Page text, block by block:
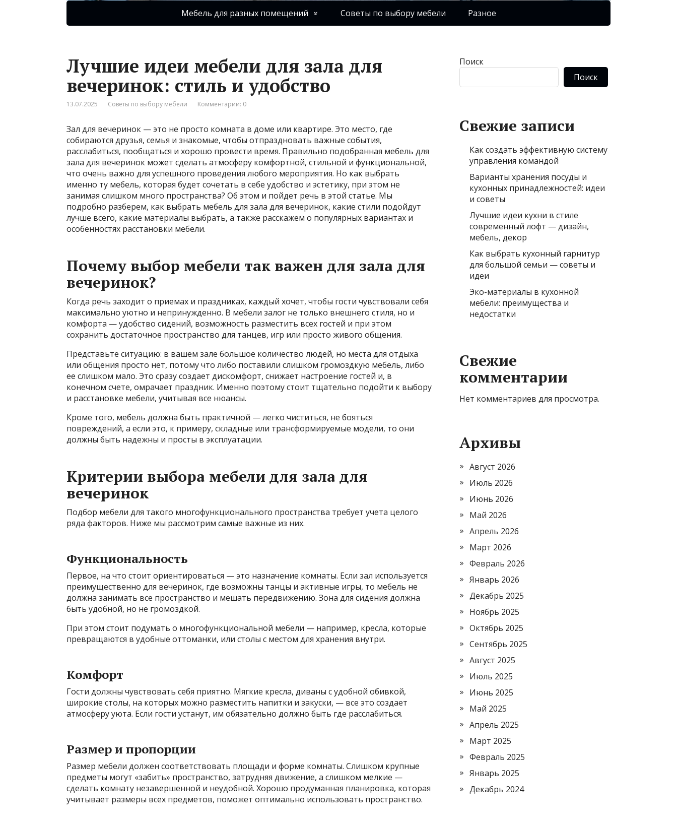
Мебель для разных помещений Советы по выбору мебели Разное
Лучшие идеи мебели для зала для
вечеринок: стиль и удобство
13.07.2025 Советы по выбору мебели Комментарии: 0
Зал для вечеринок — это не просто комната в доме или квартире. Это место, где
собираются друзья, семья и знакомые, чтобы отпраздновать важные события,
расслабиться, пообщаться и хорошо провести время. Правильно подобранная мебель для
зала для вечеринок может сделать атмосферу комфортной, стильной и функциональной,
что очень важно для успешного проведения любого мероприятия. Но как выбрать
именно ту мебель, которая будет сочетать в себе удобство и эстетику, при этом не
занимая слишком много пространства? Об этом и пойдет речь в этой статье. Мы
подробно разберем, как выбрать мебель для зала для вечеринок, какие стили подойдут
лучше всего, какие материалы выбрать, а также расскажем о популярных вариантах и
особенностях расстановки мебели.
Почему выбор мебели так важен для зала для
вечеринок?
Когда речь заходит о приемах и праздниках, каждый хочет, чтобы гости чувствовали себя
максимально уютно и непринужденно. В мебели залог не только внешнего стиля, но и
комфорта — удобство сидений, возможность разместить всех гостей и при этом
сохранить достаточное пространство для танцев, игр или просто живого общения.
Представьте ситуацию: в вашем зале большое количество людей, но места для отдыха
или общения просто нет, потому что либо поставили слишком громоздкую мебель, либо
ее слишком мало. Это сразу создает дискомфорт, снижает настроение гостей и, в
конечном счете, омрачает праздник. Именно поэтому стоит тщательно подойти к выбору
и расстановке мебели, учитывая все нюансы.
Кроме того, мебель должна быть практичной — легко чиститься, не бояться
повреждений, а если это, к примеру, складные или трансформируемые модели, то они
должны быть надежны и просты в эксплуатации.
Критерии выбора мебели для зала для
вечеринок
Подбор мебели для такого многофункционального пространства требует учета целого
ряда факторов. Ниже мы рассмотрим самые важные из них.
Функциональность
Первое, на что стоит ориентироваться — это назначение комнаты. Если зал используется
преимущественно для вечеринок, где возможны танцы и активные игры, то мебель не
должна занимать все пространство и мешать передвижению. Зона для сидения должна
быть удобной, но не громоздкой.
При этом стоит подумать о многофункциональной мебели — например, кресла, которые
превращаются в удобные оттоманки, или столы с местом для хранения внутри.
Комфорт
Гости должны чувствовать себя приятно. Мягкие кресла, диваны с удобной обивкой,
широкие столы, на которых можно разместить напитки и закуски, — все это создает
атмосферу уюта. Если гости устанут, им обязательно должно быть где расслабиться.
Размер и пропорции
Размер мебели должен соответствовать площади и форме комнаты. Слишком крупные
предметы могут «забить» пространство, затрудняя движение, а слишком мелкие —
сделать комнату незавершенной и неудобной. Хорошо продуманная планировка, которая
учитывает размеры всех предметов, поможет оптимально использовать пространство.
Поиск
Поиск
Свежие записи
Как создать эффективную систему
управления командой
Варианты хранения посуды и
кухонных принадлежностей: идеи
и советы
Лучшие идеи кухни в стиле
современный лофт — дизайн,
мебель, декор
Как выбрать кухонный гарнитур
для большой семьи — советы и
идеи
Эко-материалы в кухонной
мебели: преимущества и
недостатки
Свежие
комментарии
Нет комментариев для просмотра.
Архивы
Август 2026
Июль 2026
Июнь 2026
Май 2026
Апрель 2026
Март 2026
Февраль 2026
Январь 2026
Декабрь 2025
Ноябрь 2025
Октябрь 2025
Сентябрь 2025
Август 2025
Июль 2025
Июнь 2025
Май 2025
Апрель 2025
Март 2025
Февраль 2025
Январь 2025
Декабрь 2024